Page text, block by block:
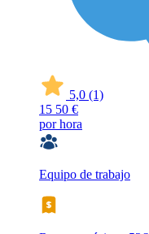
5,0 (1)
15 50 €
por hora
Equipo de trabajo